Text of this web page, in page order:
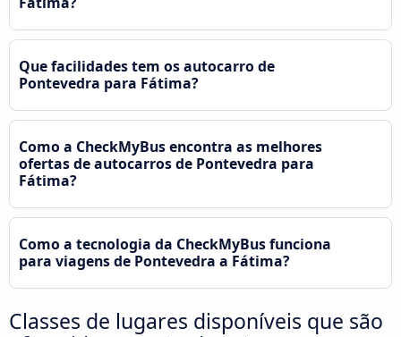
Que facilidades tem os autocarro de
Pontevedra para Fátima?
Como a CheckMyBus encontra as melhores
ofertas de autocarros de Pontevedra para
Fátima?
Como a tecnologia da CheckMyBus funciona
para viagens de Pontevedra a Fátima?
Classes de lugares disponíveis que são